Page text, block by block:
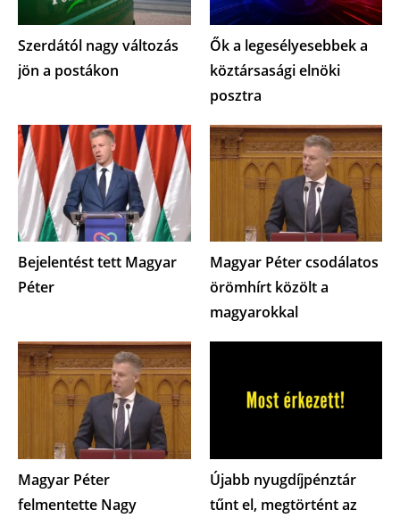
Szerdától nagy változás
jön a postákon
Ők a legesélyesebbek a
köztársasági elnöki
posztra
Bejelentést tett Magyar
Péter
Magyar Péter csodálatos
örömhírt közölt a
magyarokkal
Magyar Péter
felmentette Nagy
Újabb nyugdíjpénztár
tűnt el, megtörtént az